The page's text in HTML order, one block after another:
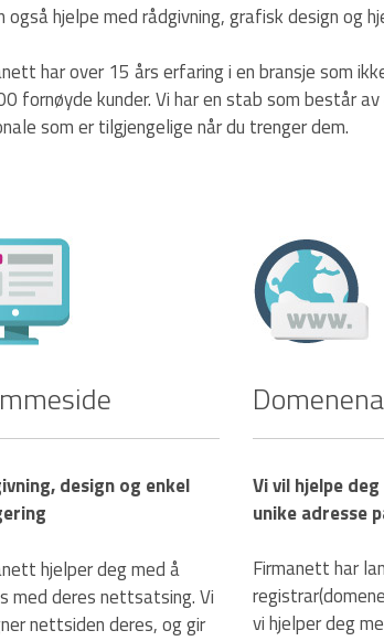
også hjelpe med rådgivning, grafisk design og
har over 15 års erfaring i en bransje som
fornøyde kunder. Vi har en stab som består
som er tilgjengelige når du trenger dem.
design og enkel
hjelper deg med å
med deres nettsatsing. Vi
nettsiden deres, og gir
Vi vil hjelpe
unike adresse
Firmanett har
vi hjelper deg